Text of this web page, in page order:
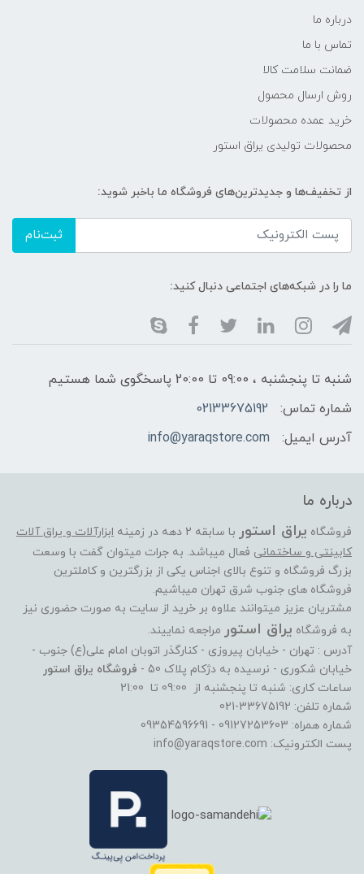
درباره ما
تماس با ما
ضمانت سلامت کالا
روش ارسال محصول
خرید عمده محصولات
محصولات تولیدی یراق استور
از تخفیف‌ها و جدیدترین‌های فروشگاه ما باخبر شوید:
ثبت‌نام
ما را در شبکه‌های اجتماعی دنبال کنید:
شنبه تا پنجشنبه ، 09:00 تا 20:00 پاسخگوی شما هستیم
شماره تماس:
02133675192
آدرس ایمیل:
info@yaraqstore.com
درباره ما
فروشگاه یراق استور با سابقه 2 دهه در زمینه
ابزارآلات و یراق آلات
کابینتی و ساختمانی فعال میباشد. به جرات میتوان گفت با وسعت
بزرگ فروشگاه و تنوع بالای اجناس یکی از بزرگترین و کاملترین
فروشگاه های جنوب شرق تهران میباشیم.
مشتریان عزیز میتوانند علاوه بر خرید از سایت به صورت حضوری نیز
به فروشگاه یراق استور مراجعه نماییند.
آدرس : تهران - خیابان پیروزی - کنارگذر اتوبان امام علی(ع) جنوب -
خیابان شکوری - نرسیده به دژکام پلاک 50 -
فروشگاه یراق استور
ساعات کاری: شنبه تا پنجشنبه از 09:00 تا 21:00
شماره تلفن: 33675192-021
شماره همراه: 09127253603 - 09354596691
پست الکترونیک: info@yaraqstore.com